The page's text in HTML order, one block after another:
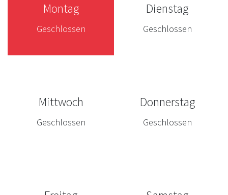
Montag
Geschlossen
Dienstag
Geschlossen
Mittwoch
Geschlossen
Donnerstag
Geschlossen